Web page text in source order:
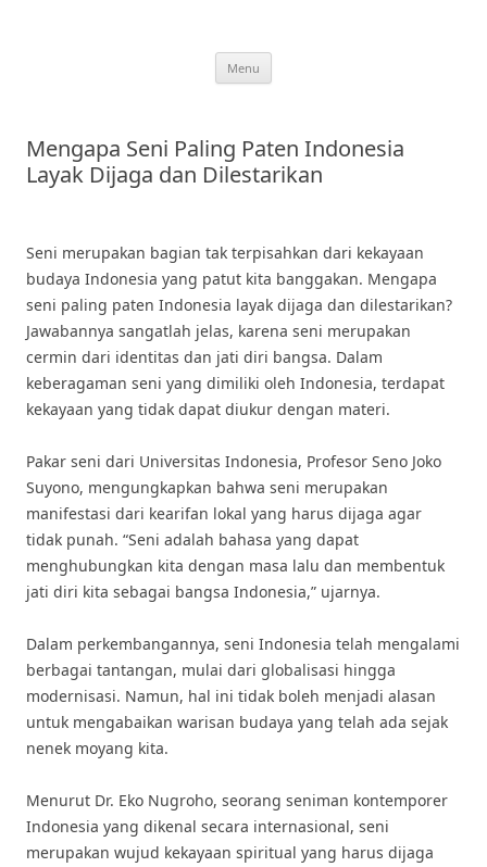
Menu
Mengapa Seni Paling Paten Indonesia
Layak Dijaga dan Dilestarikan
Seni merupakan bagian tak terpisahkan dari kekayaan
budaya Indonesia yang patut kita banggakan. Mengapa
seni paling paten Indonesia layak dijaga dan dilestarikan?
Jawabannya sangatlah jelas, karena seni merupakan
cermin dari identitas dan jati diri bangsa. Dalam
keberagaman seni yang dimiliki oleh Indonesia, terdapat
kekayaan yang tidak dapat diukur dengan materi.
Pakar seni dari Universitas Indonesia, Profesor Seno Joko
Suyono, mengungkapkan bahwa seni merupakan
manifestasi dari kearifan lokal yang harus dijaga agar
tidak punah. “Seni adalah bahasa yang dapat
menghubungkan kita dengan masa lalu dan membentuk
jati diri kita sebagai bangsa Indonesia,” ujarnya.
Dalam perkembangannya, seni Indonesia telah mengalami
berbagai tantangan, mulai dari globalisasi hingga
modernisasi. Namun, hal ini tidak boleh menjadi alasan
untuk mengabaikan warisan budaya yang telah ada sejak
nenek moyang kita.
Menurut Dr. Eko Nugroho, seorang seniman kontemporer
Indonesia yang dikenal secara internasional, seni
merupakan wujud kekayaan spiritual yang harus dijaga